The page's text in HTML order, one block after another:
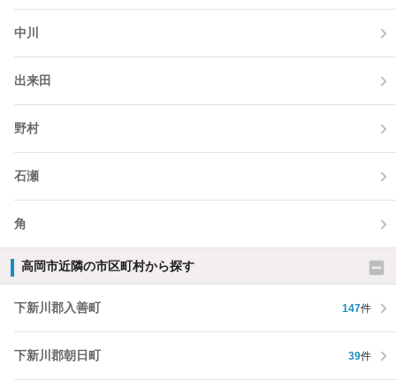
中川
出来田
野村
石瀬
角
高岡市近隣の市区町村から探す
下新川郡入善町 147件
下新川郡朝日町 39件